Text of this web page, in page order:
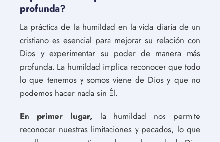
profunda?
La práctica de la humildad en la vida diaria de un
cristiano es esencial para mejorar su relación con
Dios y experimentar su poder de manera más
profunda. La humildad implica reconocer que todo
lo que tenemos y somos viene de Dios y que no
podemos hacer nada sin Él.
En primer lugar, la humildad nos permite
reconocer nuestras limitaciones y pecados, lo que